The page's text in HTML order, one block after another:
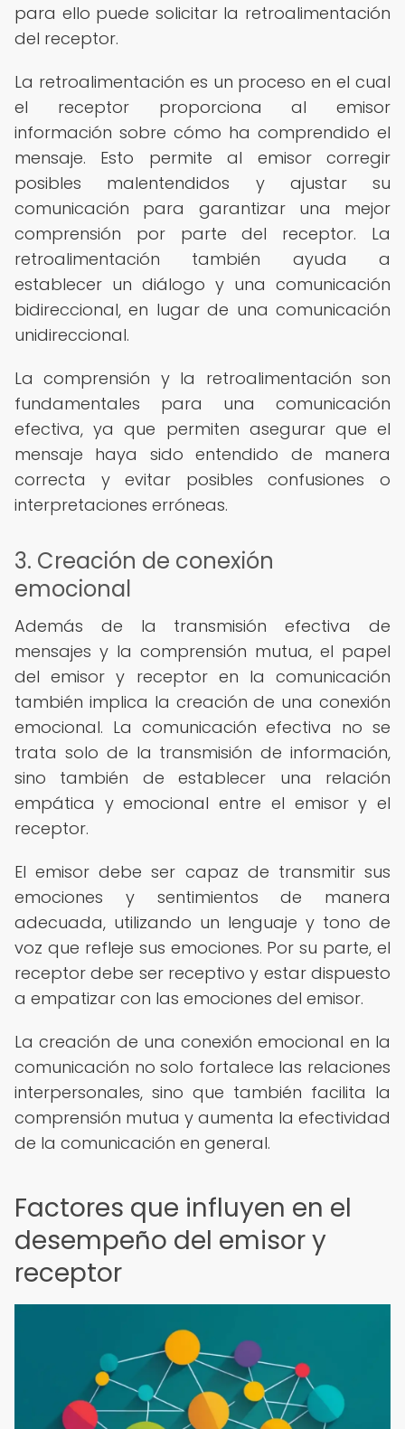
para ello puede solicitar la retroalimentación
del receptor.
La retroalimentación es un proceso en el cual
el receptor proporciona al emisor
información sobre cómo ha comprendido el
mensaje. Esto permite al emisor corregir
posibles malentendidos y ajustar su
comunicación para garantizar una mejor
comprensión por parte del receptor. La
retroalimentación también ayuda a
establecer un diálogo y una comunicación
bidireccional, en lugar de una comunicación
unidireccional.
La comprensión y la retroalimentación son
fundamentales para una comunicación
efectiva, ya que permiten asegurar que el
mensaje haya sido entendido de manera
correcta y evitar posibles confusiones o
interpretaciones erróneas.
3. Creación de conexión
emocional
Además de la transmisión efectiva de
mensajes y la comprensión mutua, el papel
del emisor y receptor en la comunicación
también implica la creación de una conexión
emocional. La comunicación efectiva no se
trata solo de la transmisión de información,
sino también de establecer una relación
empática y emocional entre el emisor y el
receptor.
El emisor debe ser capaz de transmitir sus
emociones y sentimientos de manera
adecuada, utilizando un lenguaje y tono de
voz que refleje sus emociones. Por su parte, el
receptor debe ser receptivo y estar dispuesto
a empatizar con las emociones del emisor.
La creación de una conexión emocional en la
comunicación no solo fortalece las relaciones
interpersonales, sino que también facilita la
comprensión mutua y aumenta la efectividad
de la comunicación en general.
Factores que influyen en el
desempeño del emisor y
receptor